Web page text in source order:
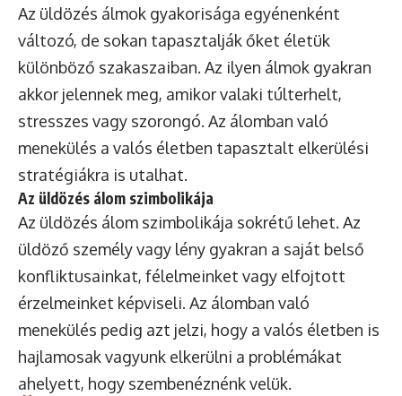
Az üldözés álmok gyakorisága egyénenként
változó, de sokan tapasztalják őket életük
különböző szakaszaiban. Az ilyen álmok gyakran
akkor jelennek meg, amikor valaki túlterhelt,
stresszes vagy szorongó. Az álomban való
menekülés a valós életben tapasztalt elkerülési
stratégiákra is utalhat.
Az üldözés álom szimbolikája
Az üldözés álom szimbolikája sokrétű lehet. Az
üldöző személy vagy lény gyakran a saját belső
konfliktusainkat, félelmeinket vagy elfojtott
érzelmeinket képviseli. Az álomban való
menekülés pedig azt jelzi, hogy a valós életben is
hajlamosak vagyunk elkerülni a problémákat
ahelyett, hogy szembenéznénk velük.